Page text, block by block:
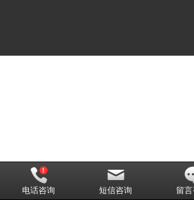
电话咨询 短信咨询 留